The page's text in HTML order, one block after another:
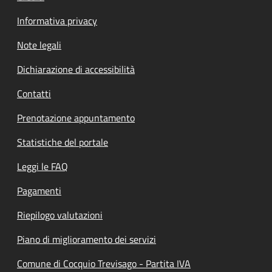
Informativa privacy
Note legali
Dichiarazione di accessibilità
Contatti
Prenotazione appuntamento
Statistiche del portale
Leggi le FAQ
Pagamenti
Riepilogo valutazioni
Piano di miglioramento dei servizi
Comune di Cocquio Trevisago - Partita IVA